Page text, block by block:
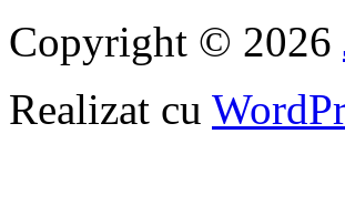
Copyright © 2026
Realizat cu